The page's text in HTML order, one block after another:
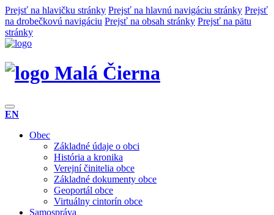
Prejsť na hlavičku stránky Prejsť na hlavnú navigáciu stránky Prejsť
na drobečkovú navigáciu Prejsť na obsah stránky Prejsť na pätu
stránky
Malá Čierna
EN
Obec
Základné údaje o obci
História a kronika
Verejní činitelia obce
Základné dokumenty obce
Geoportál obce
Virtuálny cintorín obce
Samospráva